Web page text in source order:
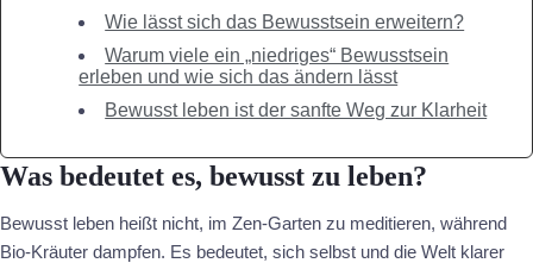
Wie lässt sich das Bewusstsein erweitern?
Warum viele ein „niedriges“ Bewusstsein
erleben und wie sich das ändern lässt
Bewusst leben ist der sanfte Weg zur Klarheit
Was bedeutet es, bewusst zu leben?
Bewusst leben heißt nicht, im Zen-Garten zu meditieren, während
Bio-Kräuter dampfen. Es bedeutet, sich selbst und die Welt klarer